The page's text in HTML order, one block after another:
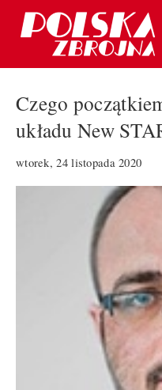
Czego
układu New
wtorek, 24 listopada 2020